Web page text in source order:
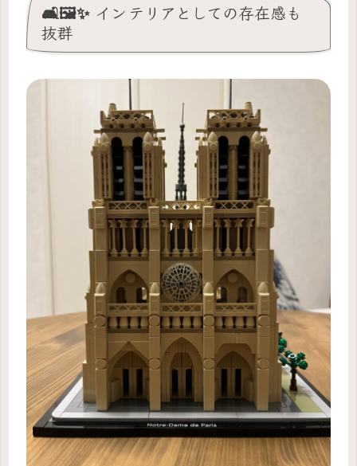
🛋️🖼️✨ インテリアとしての存在感も
抜群